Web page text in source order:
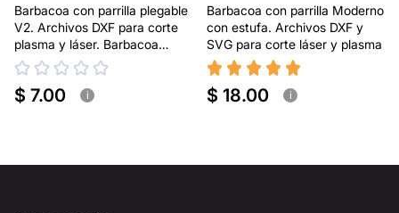
Barbacoa con parrilla plegable
V2. Archivos DXF para corte
plasma y láser. Barbacoa
portátil
$ 7.00 i
Barbacoa con parrilla Moderno
con estufa. Archivos DXF y
SVG para corte láser y plasma
$ 18.00 i